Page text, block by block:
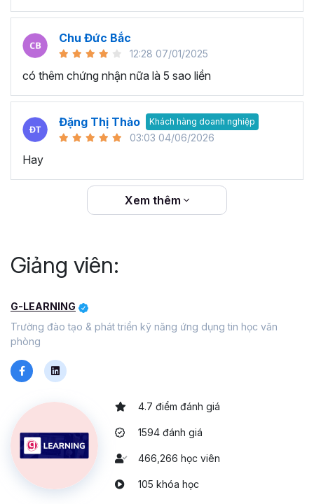
Chu Đức Bắc
12:28 07/01/2025
có thêm chứng nhận nữa là 5 sao liền
Đặng Thị Thảo Khách hàng doanh nghiệp
03:03 04/06/2026
Hay
Xem thêm
Giảng viên:
G-LEARNING
Trường đào tạo & phát triển kỹ năng ứng dụng tin học văn
phòng
4.7 điểm đánh giá
1594 đánh giá
466,266 học viên
105 khóa học